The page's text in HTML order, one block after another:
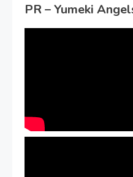
PR – Yumeki